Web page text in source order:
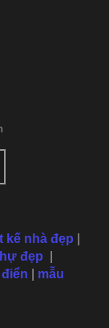
kế nhà đẹp
đẹp
mẫu